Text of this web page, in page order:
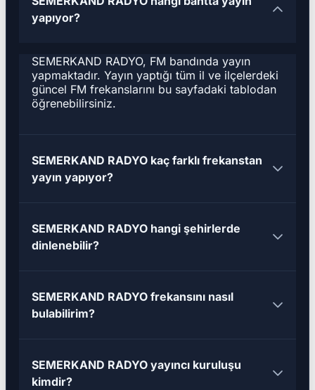
yapıyor?
SEMERKAND RADYO, FM bandında yayın
yapmaktadır. Yayın yaptığı tüm il ve ilçelerdeki
güncel FM frekanslarını bu sayfadaki tablodan
öğrenebilirsiniz.
SEMERKAND RADYO kaç farklı frekanstan
yayın yapıyor?
SEMERKAND RADYO hangi şehirlerde
dinlenebilir?
SEMERKAND RADYO frekansını nasıl
bulabilirim?
SEMERKAND RADYO yayıncı kuruluşu
kimdir?